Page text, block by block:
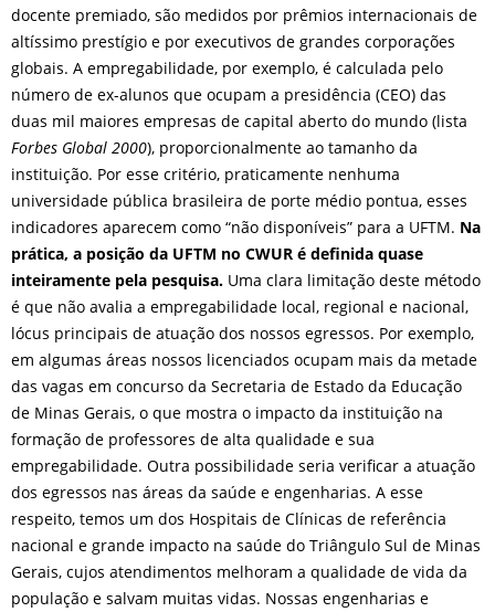
docente premiado, são medidos por prêmios internacionais de
altíssimo prestígio e por executivos de grandes corporações
globais. A empregabilidade, por exemplo, é calculada pelo
número de ex-alunos que ocupam a presidência (CEO) das
duas mil maiores empresas de capital aberto do mundo (lista
Forbes Global 2000), proporcionalmente ao tamanho da
instituição. Por esse critério, praticamente nenhuma
universidade pública brasileira de porte médio pontua, esses
indicadores aparecem como “não disponíveis” para a UFTM. Na
prática, a posição da UFTM no CWUR é definida quase
inteiramente pela pesquisa. Uma clara limitação deste método
é que não avalia a empregabilidade local, regional e nacional,
lócus principais de atuação dos nossos egressos. Por exemplo,
em algumas áreas nossos licenciados ocupam mais da metade
das vagas em concurso da Secretaria de Estado da Educação
de Minas Gerais, o que mostra o impacto da instituição na
formação de professores de alta qualidade e sua
empregabilidade. Outra possibilidade seria verificar a atuação
dos egressos nas áreas da saúde e engenharias. A esse
respeito, temos um dos Hospitais de Clínicas de referência
nacional e grande impacto na saúde do Triângulo Sul de Minas
Gerais, cujos atendimentos melhoram a qualidade de vida da
população e salvam muitas vidas. Nossas engenharias e